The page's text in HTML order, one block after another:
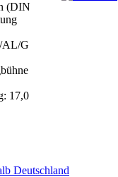
(DIN
AL/G
17,0
Deutschland